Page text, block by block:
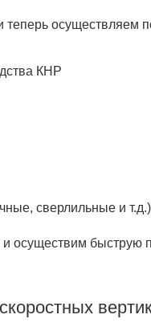
осуществляем
КНР
сверлильные и
быструю